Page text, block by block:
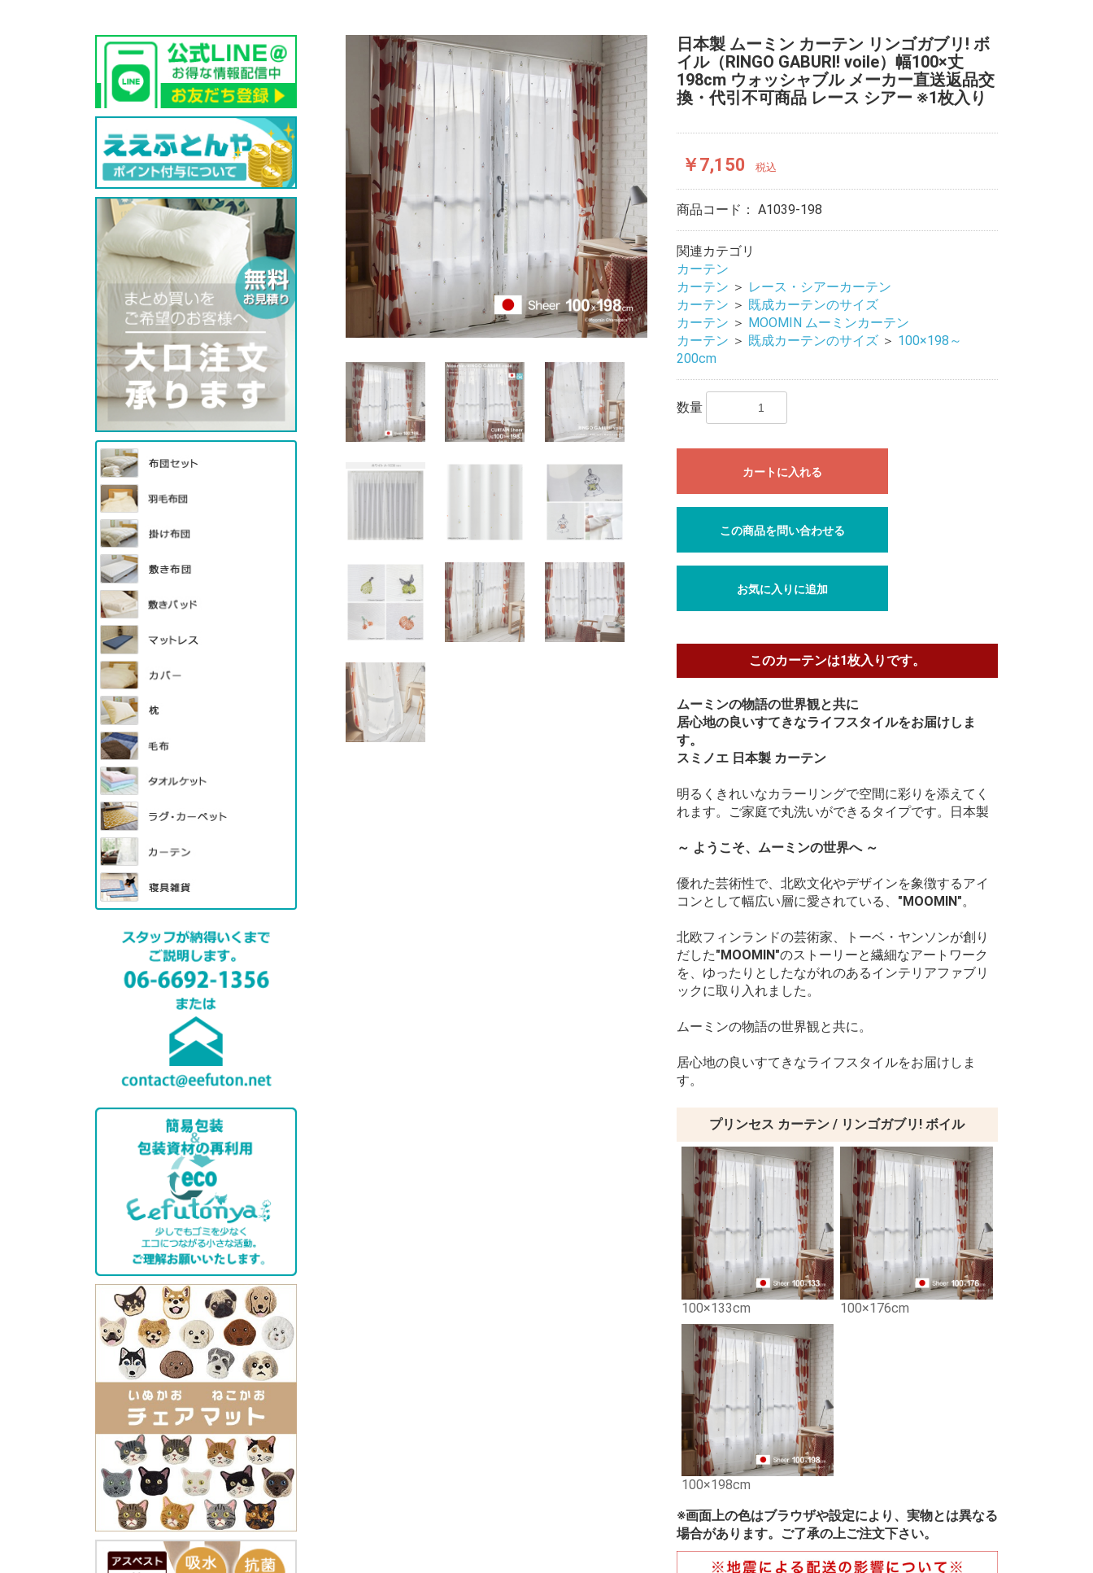
日本製 ムーミン カーテン リンゴガブリ! ボ
イル（RINGO GABURI! voile）幅100×丈
198cm ウォッシャブル メーカー直送返品交
換・代引不可商品 レース シアー ※1枚入り
￥7,150 税込
商品コード： A1039-198
関連カテゴリ
カーテン
カーテン ＞ レース・シアーカーテン
カーテン ＞ 既成カーテンのサイズ
カーテン ＞ MOOMIN ムーミンカーテン
カーテン ＞ 既成カーテンのサイズ ＞ 100×198～
200cm
数量
カートに入れる
この商品を問い合わせる
お気に入りに追加
このカーテンは1枚入りです。
ムーミンの物語の世界観と共に
居心地の良いすてきなライフスタイルをお届けしま
す。
スミノエ 日本製 カーテン
明るくきれいなカラーリングで空間に彩りを添えてく
れます。ご家庭で丸洗いができるタイプです。日本製
～ ようこそ、ムーミンの世界へ ～
優れた芸術性で、北欧文化やデザインを象徴するアイ
コンとして幅広い層に愛されている、 "MOOMIN"。
北欧フィンランドの芸術家、トーベ・ヤンソンが創り
だした"MOOMIN"のストーリーと繊細なアートワーク
を、ゆったりとしたながれのあるインテリアファブリ
ックに取り入れました。
ムーミンの物語の世界観と共に。
居心地の良いすてきなライフスタイルをお届けしま
す。
プリンセス カーテン / リンゴガブリ! ボイル
100×133cm 100×176cm
100×198cm
※画面上の色はブラウザや設定により、実物とは異なる
場合があります。ご了承の上ご注文下さい。